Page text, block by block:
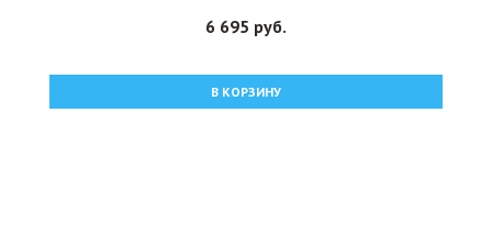
6 695 руб.
В КОРЗИНУ